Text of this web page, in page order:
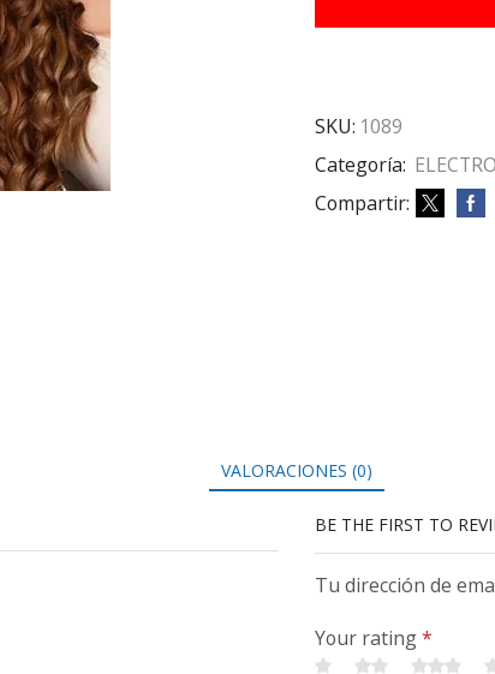
SKU: 1089
Categoría:
Compartir:
VALORACIONES (0)
BE THE FIRST TO
Tu dirección de
Your rating*